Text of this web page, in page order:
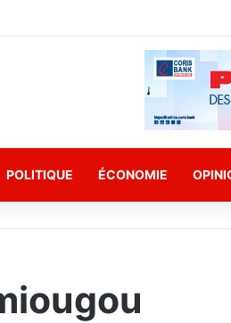
POLITIQUE ÉCONOMIE